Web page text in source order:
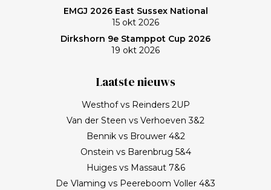
EMGJ 2026 East Sussex National
15 okt 2026
Dirkshorn 9e Stamppot Cup 2026
19 okt 2026
Laatste nieuws
Westhof vs Reinders 2UP
Van der Steen vs Verhoeven 3&2
Bennik vs Brouwer 4&2
Onstein vs Barenbrug 5&4
Huiges vs Massaut 7&6
De Vlaming vs Peereboom Voller 4&3